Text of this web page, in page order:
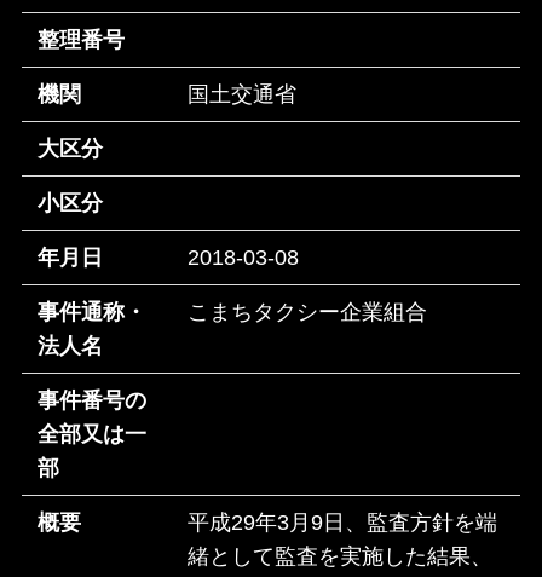
整理番号
機関 国土交通省
大区分
小区分
年月日 2018-03-08
事件通称・
法人名
こまちタクシー企業組合
事件番号の
全部又は一
部
概要
平成29年3月9日、監査方針を端
緒として監査を実施した結果、